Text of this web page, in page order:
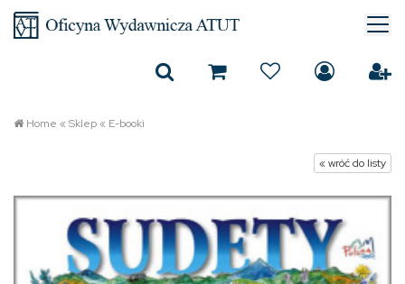
Home «Sklep« E-booki
« wróć do listy